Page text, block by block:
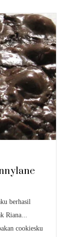
berhasil
Riana...
cookiesku